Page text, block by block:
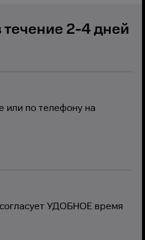
2-4 дней
или по телефону на
УДОБНОЕ время